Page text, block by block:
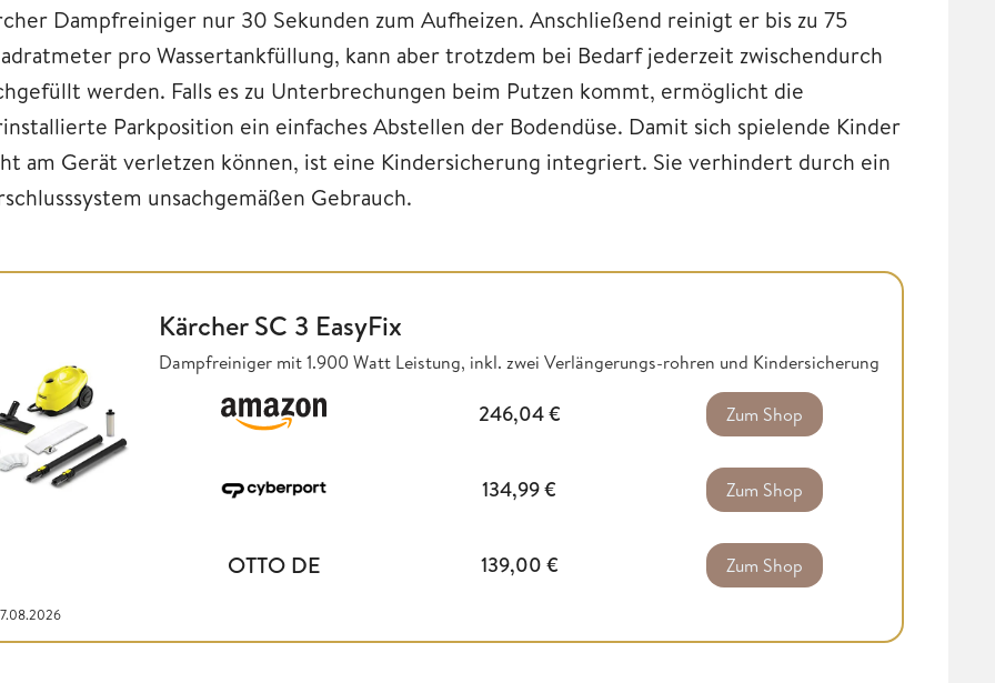
Dampfreiniger nur 30 Sekunden zum Aufheizen. Anschließend reinigt er bis zu 75
pro Wassertankfüllung, kann aber trotzdem bei Bedarf jederzeit zwischendurch
werden. Falls es zu Unterbrechungen beim Putzen kommt, ermöglicht die
Parkposition ein einfaches Abstellen der Bodendüse. Damit sich spielende Kinder
am Gerät verletzen können, ist eine Kindersicherung integriert. Sie verhindert durch ein
unsachgemäßen Gebrauch.
Kärcher SC 3 EasyFix
Dampfreiniger mit 1.900 Watt Leistung, inkl. zwei Verlängerungs-rohren und Kindersicherung
246,04€ Zum Shop
134,99€ Zum Shop
OTTO DE 139,00 € Zum Shop